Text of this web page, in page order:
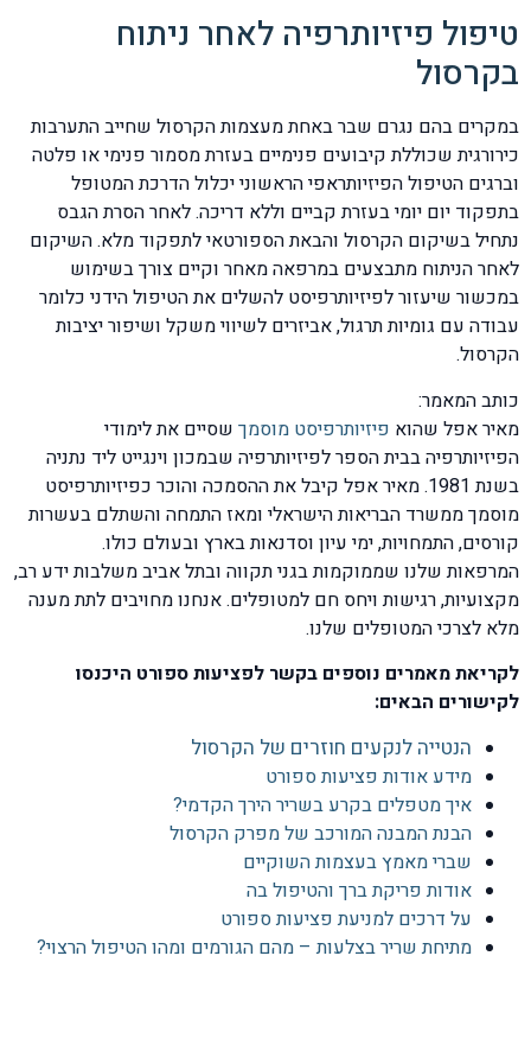
טיפול פיזיותרפיה לאחר ניתוח
בקרסול
במקרים בהם נגרם שבר באחת מעצמות הקרסול שחייב התערבות
כירורגית שכוללת קיבועים פנימיים בעזרת מסמור פנימי או פלטה
וברגים הטיפול הפיזיותראפי הראשוני יכלול הדרכת המטופל
בתפקוד יום יומי בעזרת קביים וללא דריכה. לאחר הסרת הגבס
נתחיל בשיקום הקרסול והבאת הספורטאי לתפקוד מלא. השיקום
לאחר הניתוח מתבצעים במרפאה מאחר וקיים צורך בשימוש
במכשור שיעזור לפיזיותרפיסט להשלים את הטיפול הידני כלומר
עבודה עם גומיות תרגול, אביזרים לשיווי משקל ושיפור יציבות
הקרסול.
כותב המאמר:
מאיר אפל שהוא פיזיותרפיסט מוסמך שסיים את לימודי
הפיזיותרפיה בבית הספר לפיזיותרפיה שבמכון וינגייט ליד נתניה
בשנת 1981. מאיר אפל קיבל את ההסמכה והוכר כפיזיותרפיסט
מוסמך ממשרד הבריאות הישראלי ומאז התמחה והשתלם בעשרות
קורסים, התמחויות, ימי עיון וסדנאות בארץ ובעולם כולו.
המרפאות שלנו שממוקמות בגני תקווה ובתל אביב משלבות ידע רב,
מקצועיות, רגישות ויחס חם למטופלים. אנחנו מחויבים לתת מענה
מלא לצרכי המטופלים שלנו.
לקריאת מאמרים נוספים בקשר לפציעות ספורט היכנסו
לקישורים הבאים:
הנטייה לנקעים חוזרים של הקרסול
מידע אודות פציעות ספורט
איך מטפלים בקרע בשריר הירך הקדמי?
הבנת המבנה המורכב של מפרק הקרסול
שברי מאמץ בעצמות השוקיים
אודות פריקת ברך והטיפול בה
על דרכים למניעת פציעות ספורט
מתיחת שריר בצלעות – מהם הגורמים ומהו הטיפול הרצוי?